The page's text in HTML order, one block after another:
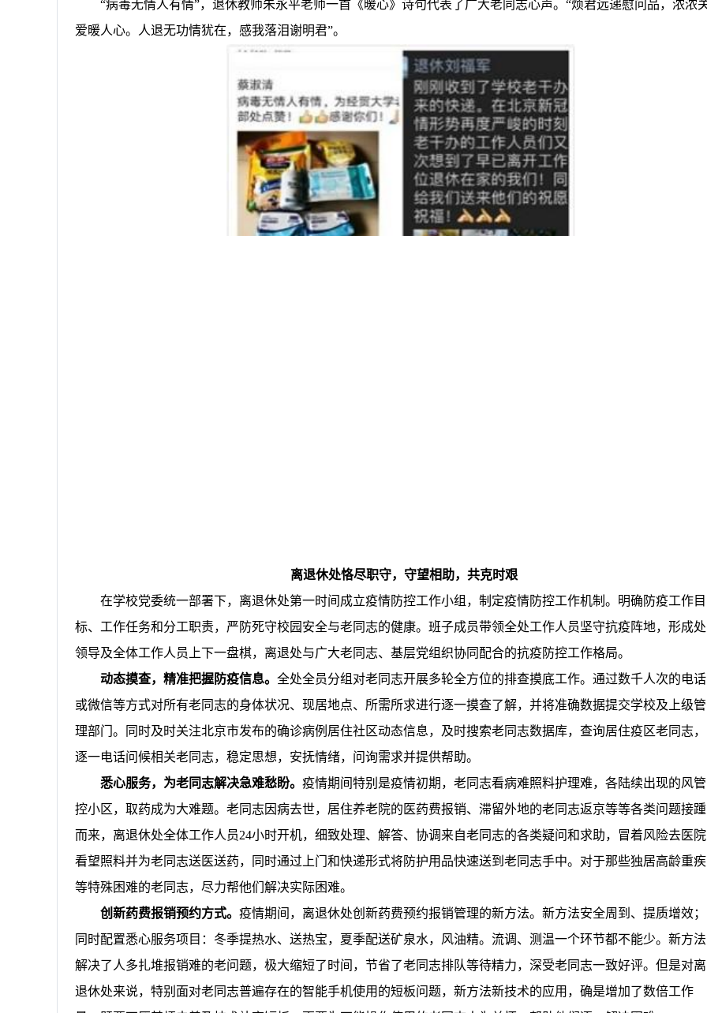
“病毒无情人有情”，退休教师朱永平老师一首《暖心》诗句代表了广大老同志心声。“烦君远递慰问品，浓浓
爱暖人心。人退无功情犹在，感我落泪谢明君”。
离退休处恪尽职守，守望相助，共克时艰
在学校党委统一部署下，离退休处第一时间成立疫情防控工作小组，制定疫情防控工作机制。明确防疫工作目
标、工作任务和分工职责，严防死守校园安全与老同志的健康。班子成员带领全处工作人员坚守抗疫阵地，形成处
领导及全体工作人员上下一盘棋，离退处与广大老同志、基层党组织协同配合的抗疫防控工作格局。
动态摸查，精准把握防疫信息。全处全员分组对老同志开展多轮全方位的排查摸底工作。通过数千人次的电话
或微信等方式对所有老同志的身体状况、现居地点、所需所求进行逐一摸查了解，并将准确数据提交学校及上级管
理部门。同时及时关注北京市发布的确诊病例居住社区动态信息，及时搜索老同志数据库，查询居住疫区老同志，
逐一电话问候相关老同志，稳定思想，安抚情绪，问询需求并提供帮助。
悉心服务，为老同志解决急难愁盼。疫情期间特别是疫情初期，老同志看病难照料护理难，各陆续出现的风管
控小区，取药成为大难题。老同志因病去世，居住养老院的医药费报销、滞留外地的老同志返京等等各类问题接踵
而来，离退休处全体工作人员24小时开机，细致处理、解答、协调来自老同志的各类疑问和求助，冒着风险去医院
看望照料并为老同志送医送药，同时通过上门和快递形式将防护用品快速送到老同志手中。对于那些独居高龄重疾
等特殊困难的老同志，尽力帮他们解决实际困难。
创新药费报销预约方式。疫情期间，离退休处创新药费预约报销管理的新方法。新方法安全周到、提质增效；
同时配置悉心服务项目：冬季提热水、送热宝，夏季配送矿泉水，风油精。流调、测温一个环节都不能少。新方法
解决了人多扎堆报销难的老问题，极大缩短了时间，节省了老同志排队等待精力，深受老同志一致好评。但是对离
退休处来说，特别面对老同志普遍存在的智能手机使用的短板问题，新方法新技术的应用，确是增加了数倍工作